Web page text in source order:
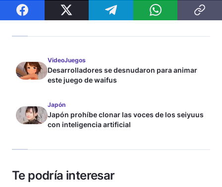
VideoJuegos
Desarrolladores se desnudaron para animar
este juego de waifus
Japón
Japón prohíbe clonar las voces de los seiyuus
con inteligencia artificial
Te podría interesar